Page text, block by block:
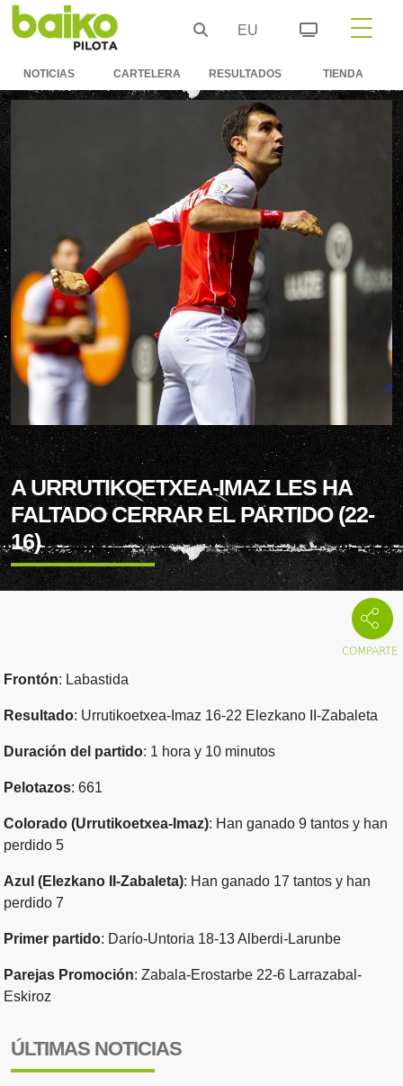
EU
NOTICIAS CARTELERA RESULTADOS TIENDA
A URRUTIKOETXEA-IMAZ LES HA
FALTADO CERRAR EL PARTIDO (22-
16)
Frontón: Labastida
Resultado: Urrutikoetxea-Imaz 16-22 Elezkano II-Zabaleta
Duración del partido: 1 hora y 10 minutos
Pelotazos: 661
Colorado (Urrutikoetxea-Imaz): Han ganado 9 tantos y han
perdido 5
Azul (Elezkano II-Zabaleta): Han ganado 17 tantos y han
perdido 7
Primer partido: Darío-Untoria 18-13 Alberdi-Larunbe
Parejas Promoción: Zabala-Erostarbe 22-6 Larrazabal-
Eskiroz
ÚLTIMAS NOTICIAS